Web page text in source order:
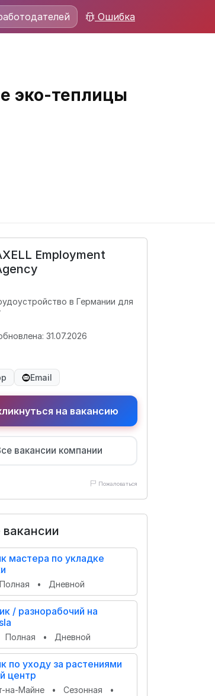
Ошибка
эко-теплицы
Employment
в Германии для
31.07.2026
Email
на вакансию
вакансии компании
Пожаловаться
мастера по укладке
Полная • Дневной
/ разнорабочий на
Полная • Дневной
по уходу за растениями
центр
на-Майне • Сезонная
•